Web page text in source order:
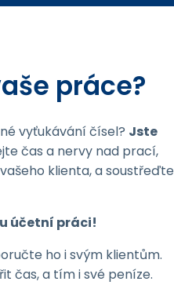
práce?
vyťukávání čísel? Jste
čas a nervy nad prací,
klienta, a soustřeďte
účetní práci!
ho i svým klientům.
čas, a tím i své peníze.